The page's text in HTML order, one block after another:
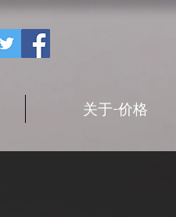
关于-价格